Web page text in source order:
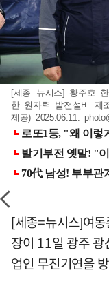
[세종=뉴시스] 황주호
한 원자력 발전설비 제
제공) 2025.06.11.
[세종=뉴시스]여
장이 11일 광주 광
업인 무진기연을